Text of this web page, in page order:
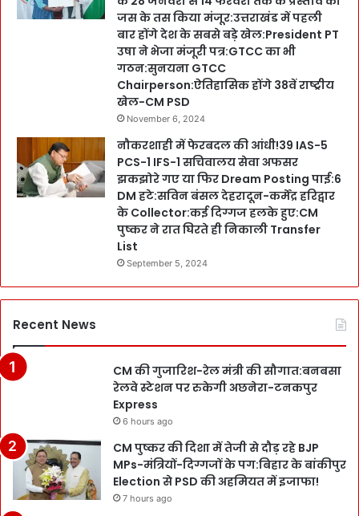
जस के तस किया मंजूर:उत्तराखंड में पहली
बार होंगे देश के सबसे बड़े खेल:President PT
उषा ने भेजा मंजूरी पत्र:GTCC का भी
गठन:सुनयना GTCC
Chairperson:ऐतिहासिक होंगे 38वें राष्ट्रीय
खेल-CM PSD
November 6, 2024
नौकरशाही में फेरबदल की आंधी!39 IAS-5
PCS-1 IFS-1 सचिवालय सेवा अफसर
झकझोरे गए या फिर Dream Posting पाई:6
DM हटे:सविन बंसल देहरादून-कर्मेंद्र हरिद्वार
के Collector:कई दिग्गज हलके हुए:CM
पुष्कर ने रात घिरते ही निकाली Transfer
List
September 5, 2024
Recent News
CM की गुजारिश-रेल मंत्री की सौगात:बनबसा
रेलवे स्टेशन पर रुकेगी अछनेरा-टनकपुर
Express
6 hours ago
CM पुष्कर की दिशा में तेजी से दौड़ रहे BJP
MPs-मंत्रियों-दिग्गजों के पग:बिहार के बांकीपुर
Election से PSD की अहमियत में इजाफा!
7 hours ago